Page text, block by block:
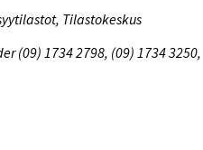
Tilastokeskus
(09) 1734 2798, (09) 1734 3250,